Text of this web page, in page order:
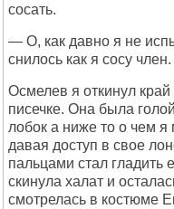
сосать.
— О, как давно я не
снилось как я сосу член.
Осмелев я откинул край
писечке. Она была
лобок а ниже то о чем
давая доступ в свое
пальцами стал гладить
скинула халат и
смотрелась в костюме